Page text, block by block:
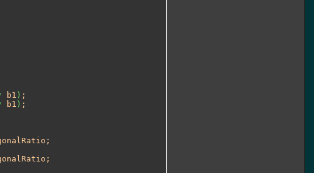
b1 ) ;
b1 ) ;